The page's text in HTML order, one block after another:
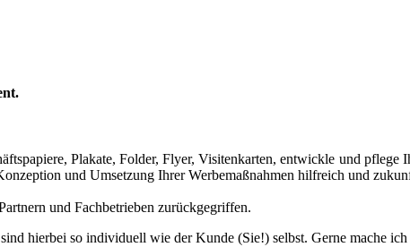
Plakate, Folder, Flyer, Visitenkarten, entwickle und
und Umsetzung Ihrer Werbemaßnahmen hilfreich und
und Fachbetrieben zurückgegriffen.
hierbei so individuell wie der Kunde (Sie!) selbst. Gerne mache